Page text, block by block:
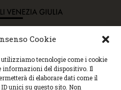
Cookie
tecnologie come i cookie
informazioni del dispositivo. Il
di elaborare dati come il
unici su questo sito. Non
i diritti riservati. Nessun
o manipolato. Accedendo al
privacy e la Policy sui